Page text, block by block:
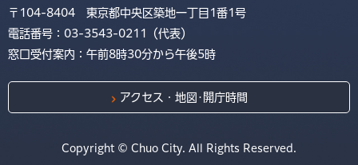
〒104-8404 東京都中央区築地一丁目1番1号
電話番号：03-3543-0211（代表）
窓口受付案内：午前8時30分から午後5時
アクセス・地図･開庁時間
Copyright © Chuo City. All Rights Reserved.